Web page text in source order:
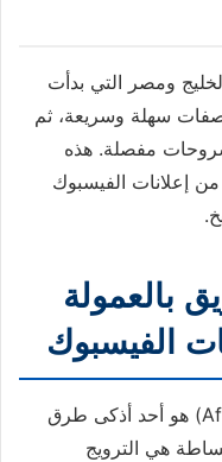
ومصر التي بدأت
سهلة وسريعة، ثم
مفصلة. هذه
إعلانات الفيسبوك
بالعمولة
الفيسبوك
هي الترويج